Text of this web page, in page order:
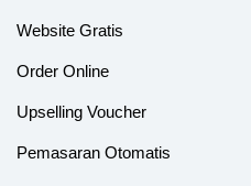
Website Gratis
Order Online
Upselling Voucher
Pemasaran Otomatis